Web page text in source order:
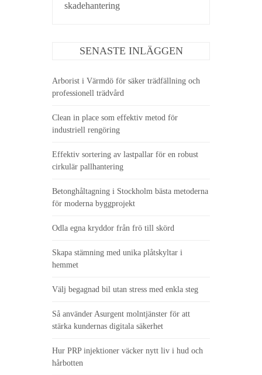
skadehantering
SENASTE INLÄGGEN
Arborist i Värmdö för säker trädfällning och
professionell trädvård
Clean in place som effektiv metod för
industriell rengöring
Effektiv sortering av lastpallar för en robust
cirkulär pallhantering
Betonghåltagning i Stockholm bästa metoderna
för moderna byggprojekt
Odla egna kryddor från frö till skörd
Skapa stämning med unika plåtskyltar i
hemmet
Välj begagnad bil utan stress med enkla steg
Så använder Asurgent molntjänster för att
stärka kundernas digitala säkerhet
Hur PRP injektioner väcker nytt liv i hud och
hårbotten